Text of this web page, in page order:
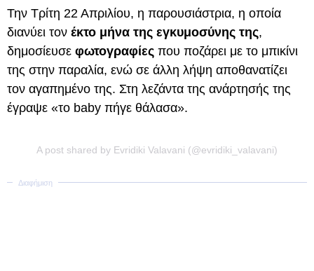
Την Τρίτη 22 Απριλίου, η παρουσιάστρια, η οποία
διανύει τον έκτο μήνα της εγκυμοσύνης της,
δημοσίευσε φωτογραφίες που ποζάρει με το μπικίνι
της στην παραλία, ενώ σε άλλη λήψη αποθανατίζει
τον αγαπημένο της. Στη λεζάντα της ανάρτησής της
έγραψε «το baby πήγε θάλασα».
A post shared by Evridiki Valavani (@evridiki_valavani)